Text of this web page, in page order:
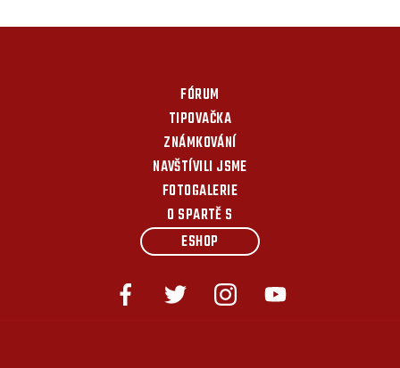
FÓRUM
TIPOVAČKA
ZNÁMKOVÁNÍ
NAVŠTÍVILI JSME
FOTOGALERIE
O SPARTĚ S
ESHOP